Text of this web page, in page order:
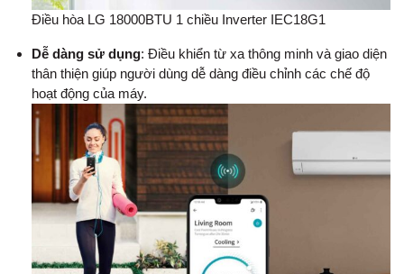
Điều hòa LG 18000BTU 1 chiều Inverter IEC18G1
Dễ dàng sử dụng: Điều khiển từ xa thông minh và giao diện
thân thiện giúp người dùng dễ dàng điều chỉnh các chế độ
hoạt động của máy.